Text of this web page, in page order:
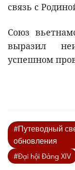
связь с
Союз
выразил
успешном
#Путеводный
обновления
#Đại hội Đảng XIV